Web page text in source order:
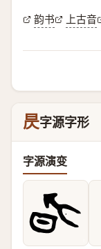
韵书 上古音
昃字源字形
字源演变